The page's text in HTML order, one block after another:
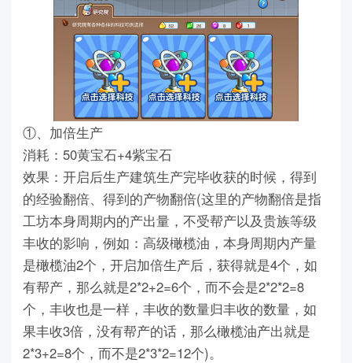
①、加倍生产
消耗：50黄宝石+4紫宝石
效果：开启后生产建筑生产完毕收获的时候，得到
的经验翻倍、得到的产物翻倍(这里的产物翻倍是指
工坊本身周期内的产出量，不受帮产以及贵族等级
丰收的影响，例如：高级橄榄油，本身周期内产量
是橄榄油2个，开启加倍生产后，获得就是4个，如
有帮产，那么就是2*2+2=6个，而不会是2*2*2=8
个，丰收也是一样，丰收的数量归丰收的数量，如
果丰收3倍，没有帮产的话，那么橄榄油产出就是
2*3+2=8个，而不是2*3*2=12个)。